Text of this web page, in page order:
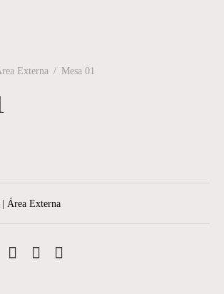
Externa / Mesa 01
| Área Externa